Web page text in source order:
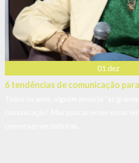
01 dez
6 tendências de comunicação